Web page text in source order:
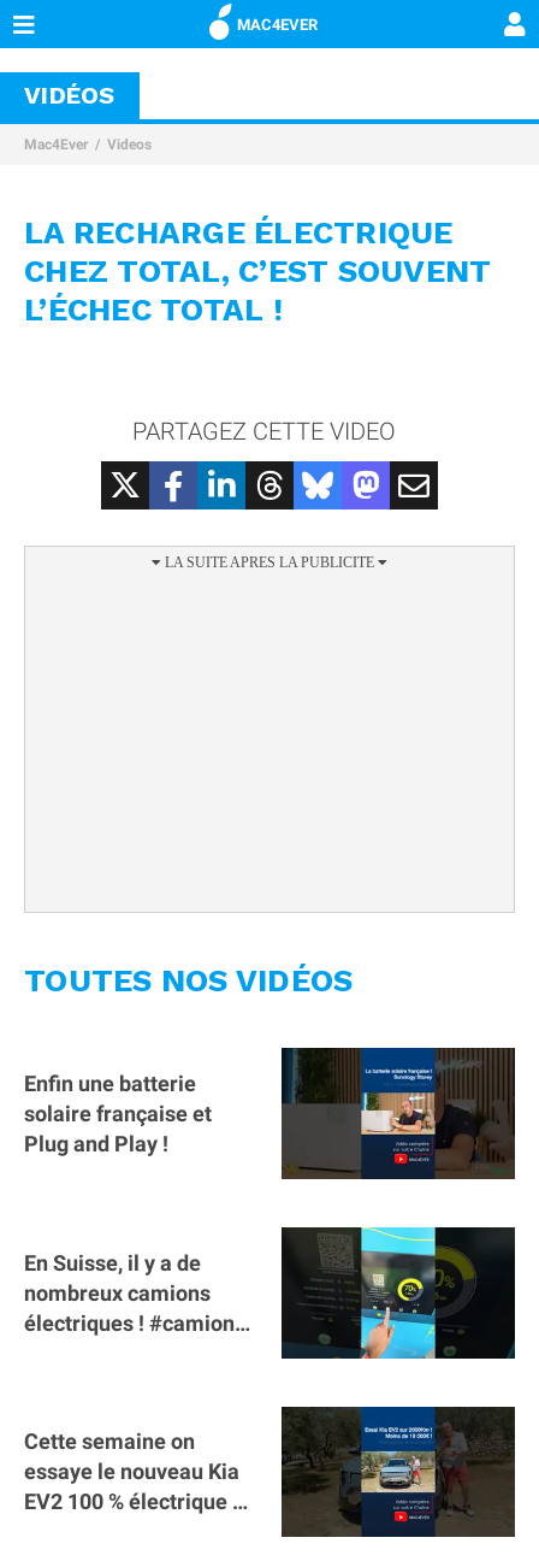
MAC4EVER
VIDÉOS
Mac4Ever Videos
LA RECHARGE ÉLECTRIQUE
CHEZ TOTAL, C’EST SOUVENT
L’ÉCHEC TOTAL !
PARTAGEZ CETTE VIDEO
TOUTES NOS VIDÉOS
Enfin une batterie
solaire française et
Plug and Play !
En Suisse, il y a de
nombreux camions
électriques ! #camion
Cette semaine on
essaye le nouveau Kia
EV2 100 % électrique ⚡️!